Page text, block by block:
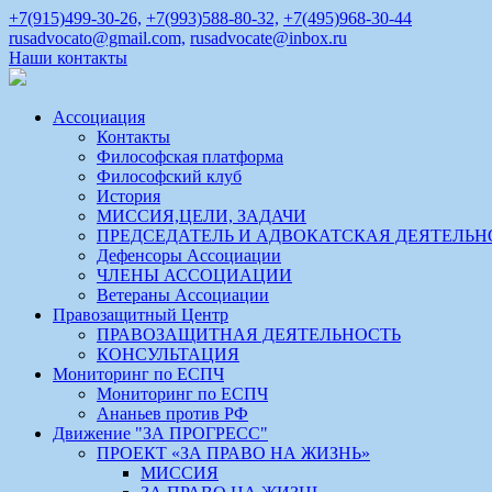
+7(915)499-30-26, +7(993)588-80-32, +7(495)968-30-44
rusadvocato@gmail.com, rusadvocate@inbox.ru
Наши контакты
Ассоциация
Контакты
Философская платформа
Философский клуб
История
МИССИЯ,ЦЕЛИ, ЗАДАЧИ
ПРЕДСЕДАТЕЛЬ И АДВОКАТСКАЯ
Дефенсоры Ассоциации
ЧЛЕНЫ АССОЦИАЦИИ
Ветераны Ассоциации
Правозащитный Центр
ПРАВОЗАЩИТНАЯ ДЕЯТЕЛЬНОСТЬ
КОНСУЛЬТАЦИЯ
Мониторинг по ЕСПЧ
Мониторинг по ЕСПЧ
Ананьев против РФ
Движение "ЗА ПРОГРЕСС"
ПРОЕКТ «ЗА ПРАВО НА ЖИЗНЬ»
МИССИЯ